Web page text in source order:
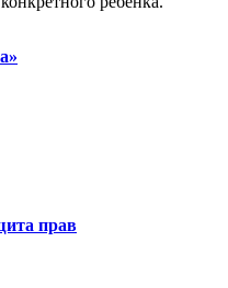
прав